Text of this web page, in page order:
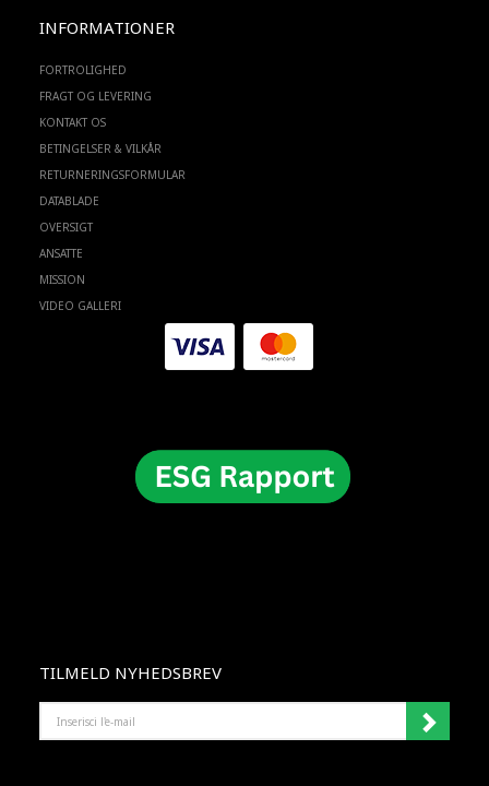
INFORMATIONER
FORTROLIGHED
FRAGT OG LEVERING
KONTAKT OS
BETINGELSER & VILKÅR
RETURNERINGSFORMULAR
DATABLADE
OVERSIGT
ANSATTE
MISSION
VIDEO GALLERI
TILMELD NYHEDSBREV
MAIL